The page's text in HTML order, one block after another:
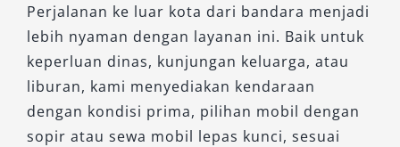
Perjalanan ke luar kota dari bandara menjadi
lebih nyaman dengan layanan ini. Baik untuk
keperluan dinas, kunjungan keluarga, atau
liburan, kami menyediakan kendaraan
dengan kondisi prima, pilihan mobil dengan
sopir atau sewa mobil lepas kunci, sesuai